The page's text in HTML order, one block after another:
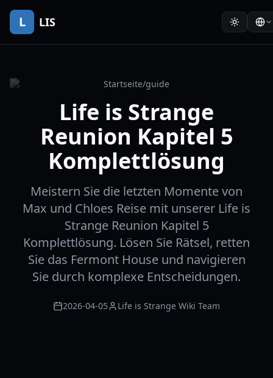
L LIS
Startseite/guide
Life is Strange
Reunion Kapitel 5
Komplettlösung
Meistern Sie die letzten Momente von
Max und Chloes Reise mit unserer Life is
Strange Reunion Kapitel 5
Komplettlösung. Lösen Sie Rätsel, retten
Sie das Fermont House und navigieren
Sie durch komplexe Entscheidungen.
2026-04-05 Life is Strange Wiki Team